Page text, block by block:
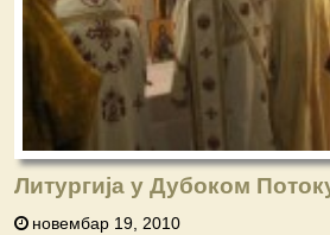
Литургија у Дубоком
новембар 19, 2010